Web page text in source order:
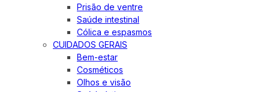
Prisão de ventre
Saúde intestinal
Cólica e espasmos
CUIDADOS GERAIS
Bem-estar
Cosméticos
Olhos e visão